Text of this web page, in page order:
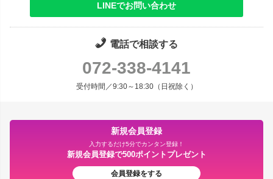
LINEでお問い合わせ
電話で相談する
072-338-4141
受付時間／9:30～18:30（日祝除く）
新規会員登録
入力するだけ5分でカンタン登録！
新規会員登録で500ポイントプレゼント
会員登録をする